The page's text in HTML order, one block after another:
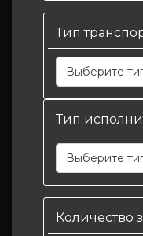
Тип
Выберите
Тип
Выберите
Количество